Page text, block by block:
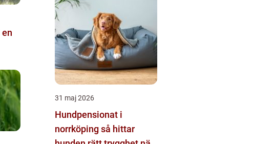
31 maj 2026
Hundpensionat i
norrköping så hittar